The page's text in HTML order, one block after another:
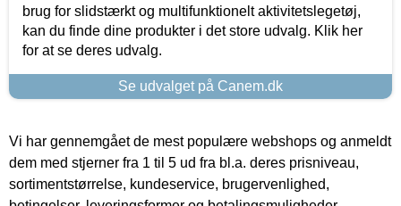
brug for slidstærkt og multifunktionelt aktivitetslegetøj,
kan du finde dine produkter i det store udvalg. Klik her
for at se deres udvalg.
Se udvalget på Canem.dk
Vi har gennemgået de mest populære webshops og anmeldt
dem med stjerner fra 1 til 5 ud fra bl.a. deres prisniveau,
sortimentstørrelse, kundeservice, brugervenlighed,